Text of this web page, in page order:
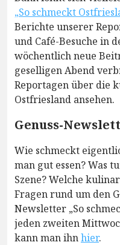
„So schmeckt
Berichte unserer
und Café-Besuche in
wöchentlich neue
geselligen Abend
Reportagen über die
Ostfriesland ansehen.
Genuss-
Wie schmeckt
man gut essen? Was
Szene? Welche
Fragen rund um den
Newsletter „So
jeden zweiten
kann man ihnhier.